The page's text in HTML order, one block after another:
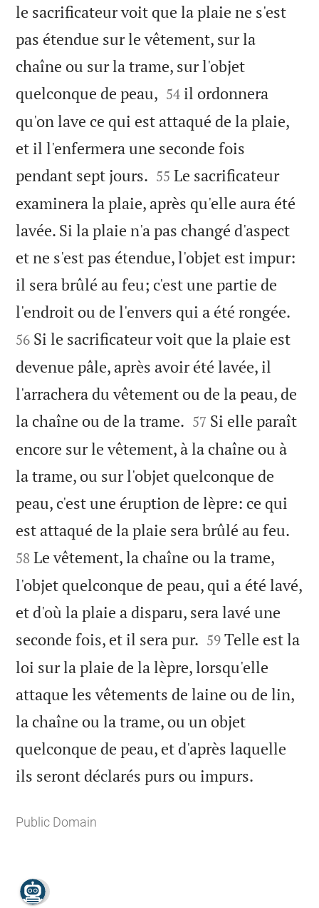
le sacrificateur voit que la plaie ne s'est
pas étendue sur le vêtement, sur la
chaîne ou sur la trame, sur l'objet
quelconque de peau, 

54 il ordonnera
qu'on lave ce qui est attaqué de la plaie,
et il l'enfermera une seconde fois
pendant sept jours. 

55 Le sacrificateur
examinera la plaie, après qu'elle aura été
lavée. Si la plaie n'a pas changé d'aspect
et ne s'est pas étendue, l'objet est impur:
il sera brûlé au feu; c'est une partie de
l'endroit ou de l'envers qui a été rongée.
56 Si le sacrificateur voit que la plaie est
devenue pâle, après avoir été lavée, il
l'arrachera du vêtement ou de la peau, de
la chaîne ou de la trame. 

57 Si elle paraît
encore sur le vêtement, à la chaîne ou à
la trame, ou sur l'objet quelconque de
peau, c'est une éruption de lèpre: ce qui
est attaqué de la plaie sera brûlé au feu.
58 Le vêtement, la chaîne ou la trame,
l'objet quelconque de peau, qui a été lavé,
et d'où la plaie a disparu, sera lavé une
seconde fois, et il sera pur. 

59 Telle est la
loi sur la plaie de la lèpre, lorsqu'elle
attaque les vêtements de laine ou de lin,
la chaîne ou la trame, ou un objet
quelconque de peau, et d'après laquelle
ils seront déclarés purs ou impurs.
Public Domain